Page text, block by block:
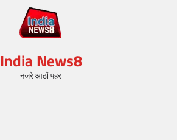
India News8
नजरे आठों पहर